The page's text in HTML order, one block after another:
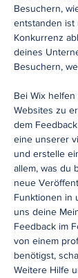
Besuchern,
entstanden
Konkurrenz
deines
Besuchern,
Bei Wix
Websites zu
dem
eine unserer
und erstelle
allem, was du
neue
Funktionen in
uns deine
Feedback im
von einem
benötigst,
Weitere Hilfe